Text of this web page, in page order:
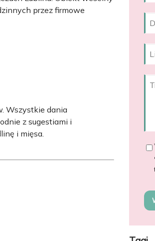
przez firmowe
Wszystkie dania
z sugestiami i
i mięsa.